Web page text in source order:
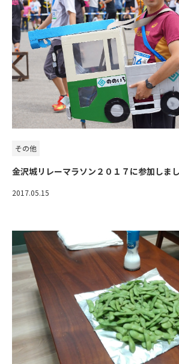
その他
金沢城リレーマラソン２０１７に参加しまし
2017.05.15